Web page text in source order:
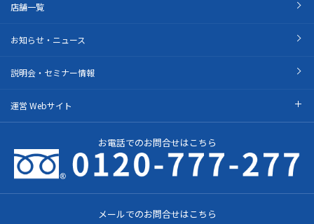
店舗一覧
お知らせ・ニュース
説明会・セミナー情報
運営 Webサイト
お電話でのお問合せはこちら
メールでのお問合せはこちら